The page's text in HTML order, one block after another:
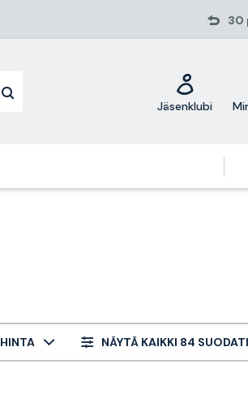
30
Jäsenklubi
HINTA NÄYTÄ KAIKKI 84